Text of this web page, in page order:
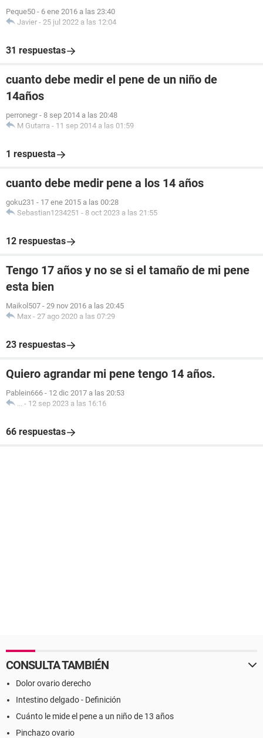
Peque50 - 6 ene 2016 a las 23:40
Javier - 25 jul 2022 a las 12:04
31 respuestas
cuanto debe medir el pene de un niño de
14años
perronegr - 8 sep 2014 a las 20:48
M Gutarra - 11 sep 2014 a las 01:59
1 respuesta
cuanto debe medir pene a los 14 años
goku231 - 17 ene 2015 a las 00:28
Sebastian1234251 - 8 oct 2023 a las 21:55
12 respuestas
Tengo 17 años y no se si el tamaño de mi pene
esta bien
Maikol507 - 29 nov 2016 a las 20:45
Max - 27 ago 2020 a las 07:29
23 respuestas
Quiero agrandar mi pene tengo 14 años.
Pablein666 - 12 dic 2017 a las 20:53
... - 12 sep 2023 a las 16:16
66 respuestas
CONSULTA TAMBIÉN
Dolor ovario derecho
Intestino delgado - Definición
Cuánto le mide el pene a un niño de 13 años
Pinchazo ovario